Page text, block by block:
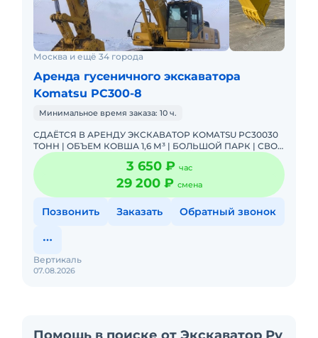
Москва и ещё 34 города
Аренда гусеничного экскаватора
Komatsu PC300-8
Минимальное время заказа: 10 ч.
СДАЁТСЯ В АРЕНДУ ЭКСКАВАТОР KOMATSU PC30030
ТОНН | ОБЪЕМ КОВША 1,6 М³ | БОЛЬШОЙ ПАРК | СВОИ
ТРАЛЫПредлагаем в аренду надежные гусеничные
экскаваторы Komats3 650 ₽ час
29 200 ₽ смена
Позвонить Заказать Обратный звонок
07.08.2026
Вертикаль